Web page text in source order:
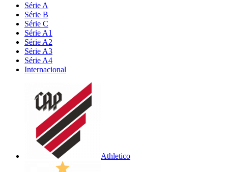
Série A
Série B
Série C
Série A1
Série A2
Série A3
Série A4
Internacional
Athletico